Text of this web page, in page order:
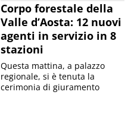
Corpo forestale della
Valle d’Aosta: 12 nuovi
agenti in servizio in 8
stazioni
Questa mattina, a palazzo
regionale, si è tenuta la
cerimonia di giuramento